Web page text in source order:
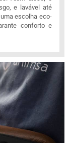
e lavável até
escolha eco-
conforto e